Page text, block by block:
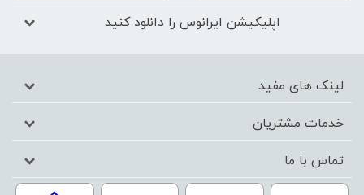
اپلیکیشن ایرانوس را دانلود کنید
لینک های مفید
خدمات مشتریان
تماس با ما